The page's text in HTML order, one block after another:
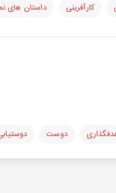
کارآفرینی داستان های
دوست